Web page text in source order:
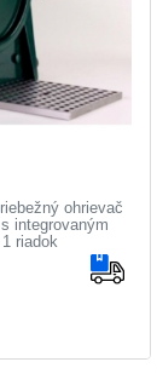
ohrievač
integrovaným
riadok